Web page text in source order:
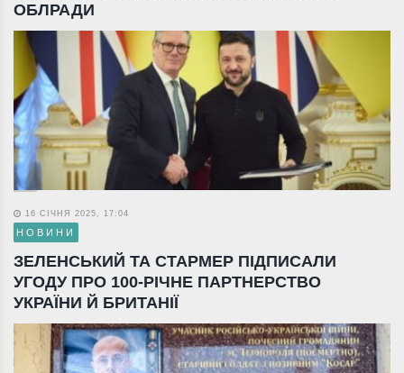
ОБЛРАДИ
16 СІЧНЯ 2025, 17:04
НОВИНИ
ЗЕЛЕНСЬКИЙ ТА СТАРМЕР ПІДПИСАЛИ
УГОДУ ПРО 100-РІЧНЕ ПАРТНЕРСТВО
УКРАЇНИ Й БРИТАНІЇ